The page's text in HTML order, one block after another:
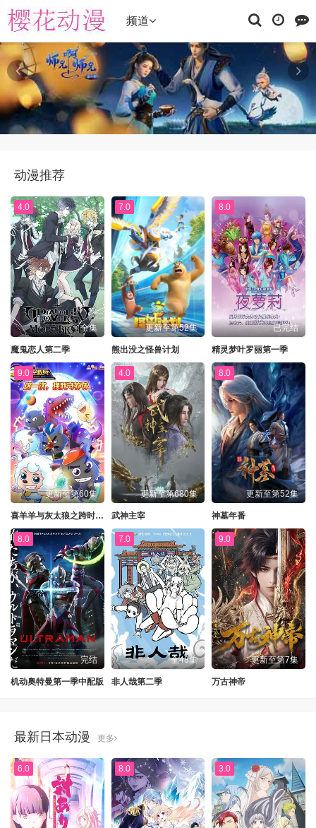
频道
动漫推荐
4.0
全集
魔鬼恋人第二季
7.0
更新至第52集
熊出没之怪兽计划
8.0
已完结
精灵梦叶罗丽第一季
9.0
更新至第60集
喜羊羊与灰太狼之跨时空救兵
4.0
更新至第680集
武神主宰
8.0
更新至第52集
神墓年番
8.0
完结
机动奥特曼第一季中配版
7.0
全48集
非人哉第二季
9.0
更新至第7集
万古神帝
最新日本动漫 更多
6.0 8.0 3.0